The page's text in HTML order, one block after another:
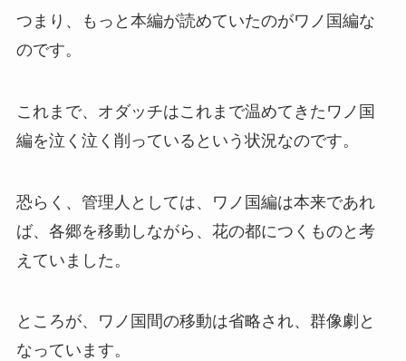
つまり、もっと本編が読めていたのがワノ国編な
のです。
これまで、オダッチはこれまで温めてきたワノ国
編を泣く泣く削っているという状況なのです。
恐らく、管理人としては、ワノ国編は本来であれ
ば、各郷を移動しながら、花の都につくものと考
えていました。
ところが、ワノ国間の移動は省略され、群像劇と
なっています。